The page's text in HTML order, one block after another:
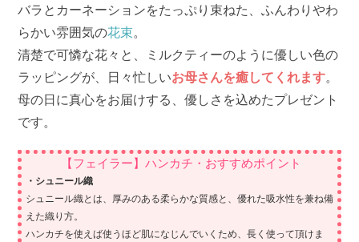
バラとカーネーションをたっぷり束ねた、ふんわりやわ
らかい雰囲気の花束。
清楚で可憐な花々と、ミルクティーのように優しい色の
ラッピングが、日々忙しいお母さんを癒してくれます。
母の日に真心をお届けする、優しさを込めたプレゼント
です。
【フェイラー】ハンカチ・おすすめポイント
・シュニール織
シュニール織とは、厚みのある柔らかな質感と、優れた吸水性を兼ね備
えた織り方。
ハンカチを使えば使うほど肌になじんでいくため、長く使って頂けま